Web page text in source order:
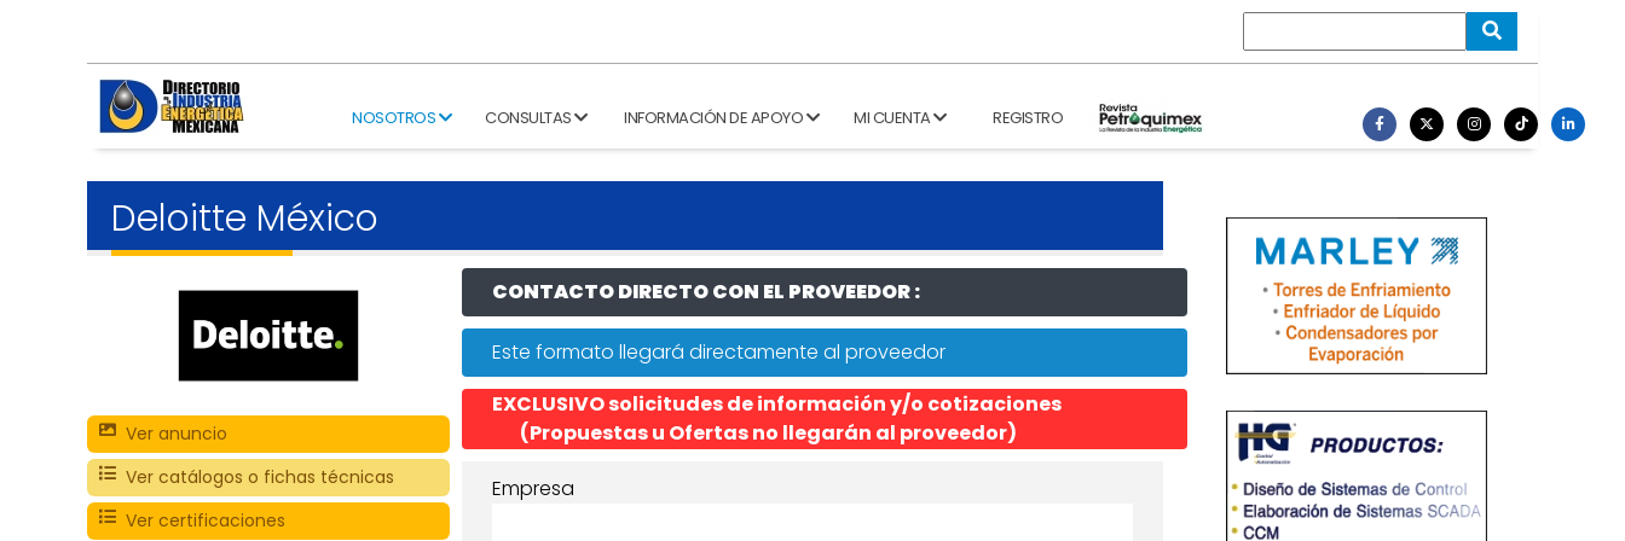
NOSOTROS CONSULTAS INFORMACIÓN DE APOYO MI CUENTA REGISTRO
Deloitte México
Ver anuncio
Ver catálogos o fichas técnicas
Ver certificaciones
CONTACTO DIRECTO CON EL PROVEEDOR :
Este formato llegará directamente al proveedor
EXCLUSIVO solicitudes de información y/o cotizaciones
(Propuestas u Ofertas no llegarán al proveedor)
Empresa